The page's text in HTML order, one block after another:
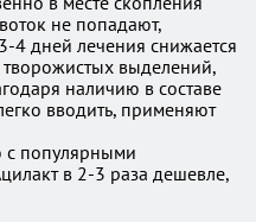
не попадают,
4 дней лечения снижается
выделений,
наличию в составе
вводить, применяют
популярными
в 2-3 раза дешевле,